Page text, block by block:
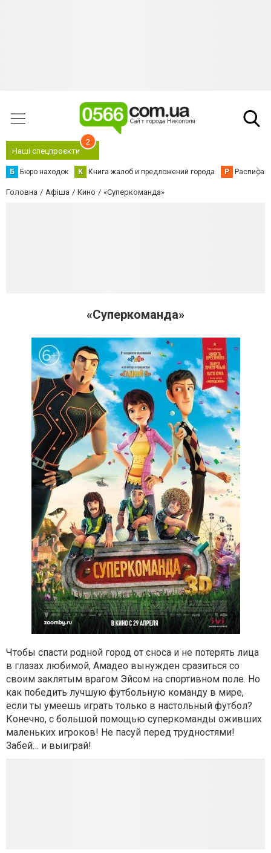
Наші спецпроєкти
2
Б Бюро находок К Книга жалоб и предложений города Р
Головна Афіша Кино «Суперкоманда»
«Суперкоманда»
Чтобы спасти родной город от сноса и не потерять лица
в глазах любимой, Амадео вынужден сразиться со
своим заклятым врагом Эйсом на спортивном поле. Но
как победить лучшую футбольную команду в мире,
если ты умеешь играть только в настольный футбол?
Конечно, с большой помощью суперкоманды оживших
маленьких игроков! Не пасуй перед трудностями!
Забей… и выиграй!